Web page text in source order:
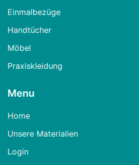
Einmalbezüge
Handtücher
Möbel
Praxiskleidung
Menu
Home
Unsere Materialien
Login